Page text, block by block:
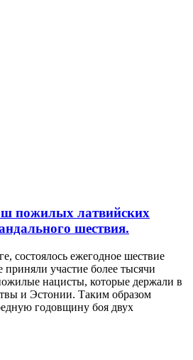
пожилых латвийских
шествия.
состоялось ежегодное шествие
участие более тысячи
нацисты, которые держали в
и Эстонии. Таким образом
годовщину боя двух